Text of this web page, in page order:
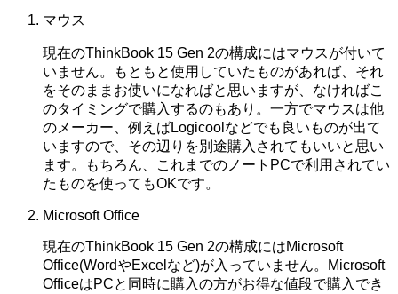
マウス
現在のThinkBook 15 Gen 2の構成にはマウスが付いて
いません。もともと使用していたものがあれば、それ
をそのままお使いになればと思いますが、なければこ
のタイミングで購入するのもあり。一方でマウスは他
のメーカー、例えばLogicoolなどでも良いものが出て
いますので、その辺りを別途購入されてもいいと思い
ます。もちろん、これまでのノートPCで利用されてい
たものを使ってもOKです。
Microsoft Office
現在のThinkBook 15 Gen 2の構成にはMicrosoft
Office(WordやExcelなど)が入っていません。Microsoft
OfficeはPCと同時に購入の方がお得な値段で購入でき